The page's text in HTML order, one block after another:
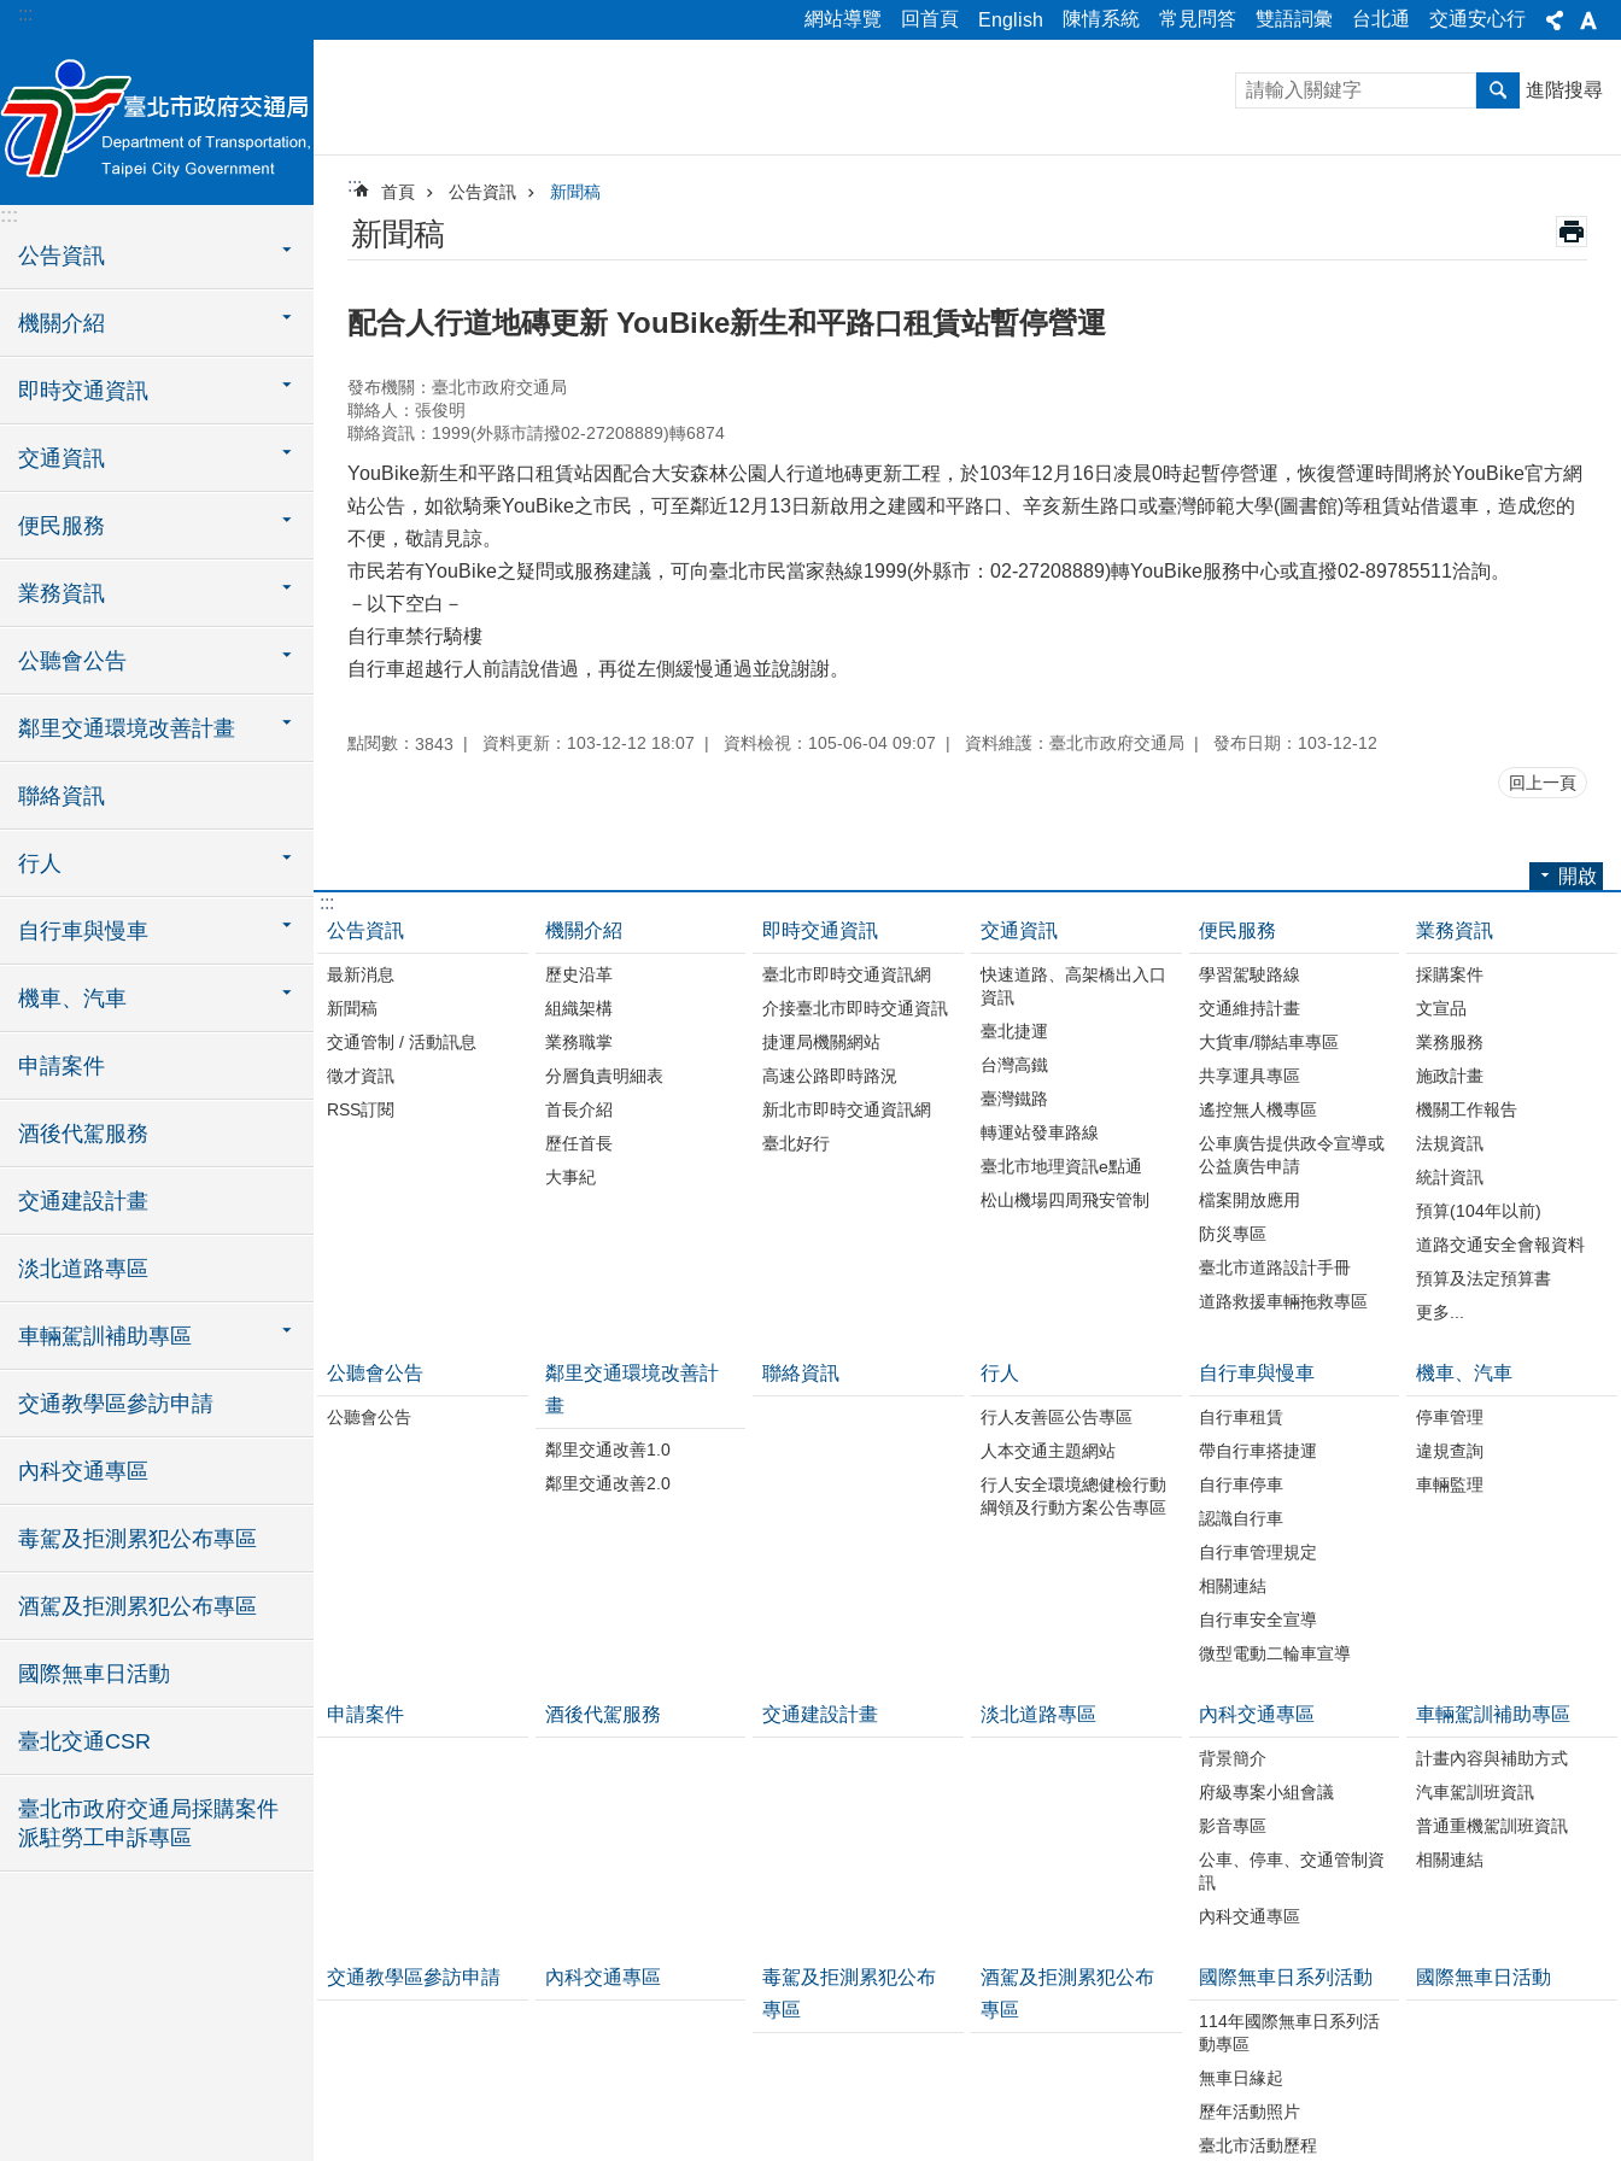
跳到主要內容區塊
::: 網站導覽 回首頁 English 陳情系統 常見問答 雙語詞彙 台北通 交通安心行
:::
公告資訊
機關介紹
即時交通資訊
交通資訊
便民服務
業務資訊
公聽會公告
鄰里交通環境改善計畫
聯絡資訊
行人
自行車與慢車
機車、汽車
申請案件
酒後代駕服務
交通建設計畫
淡北道路專區
車輛駕訓補助專區
交通教學區參訪申請
內科交通專區
毒駕及拒測累犯公布專區
酒駕及拒測累犯公布專區
國際無車日活動
臺北交通CSR
臺北市政府交通局採購案件
派駐勞工申訴專區
進階搜尋
::: 首頁 公告資訊 新聞稿
新聞稿
配合人行道地磚更新 YouBike新生和平路口租賃站暫停營運
發布機關：臺北市政府交通局
聯絡人：張俊明
聯絡資訊：1999(外縣市請撥02-27208889)轉6874
YouBike新生和平路口租賃站因配合大安森林公園人行道地磚更新工程，於103年12月16日凌晨0時起暫停營運，恢復營運時間將於YouBike官方網
站公告，如欲騎乘YouBike之市民，可至鄰近12月13日新啟用之建國和平路口、辛亥新生路口或臺灣師範大學(圖書館)等租賃站借還車，造成您的
不便，敬請見諒。
市民若有YouBike之疑問或服務建議，可向臺北市民當家熱線1999(外縣市：02-27208889)轉YouBike服務中心或直撥02-89785511洽詢。
－以下空白－
自行車禁行騎樓
自行車超越行人前請說借過，再從左側緩慢通過並說謝謝。
點閱數： 3843 資料更新：103-12-12 18:07 資料檢視：105-06-04 09:07 資料維護：臺北市政府交通局 發布日期：103-12-12
回上一頁
開啟
:::
公告資訊
最新消息
新聞稿
交通管制 / 活動訊息
徵才資訊
RSS訂閱
機關介紹
歷史沿革
組織架構
業務職掌
分層負責明細表
首長介紹
歷任首長
大事紀
即時交通資訊
臺北市即時交通資訊網
介接臺北市即時交通資訊
捷運局機關網站
高速公路即時路況
新北市即時交通資訊網
臺北好行
交通資訊
快速道路、高架橋出入口
資訊
臺北捷運
台灣高鐵
臺灣鐵路
轉運站發車路線
臺北市地理資訊e點通
松山機場四周飛安管制
便民服務
學習駕駛路線
交通維持計畫
大貨車/聯結車專區
共享運具專區
遙控無人機專區
公車廣告提供政令宣導或
公益廣告申請
檔案開放應用
防災專區
臺北市道路設計手冊
道路救援車輛拖救專區
業務資訊
採購案件
文宣品
業務服務
施政計畫
機關工作報告
法規資訊
統計資訊
預算(104年以前)
道路交通安全會報資料
預算及法定預算書
更多...
公聽會公告
公聽會公告
鄰里交通環境改善計
畫
鄰里交通改善1.0
鄰里交通改善2.0
聯絡資訊 行人
行人友善區公告專區
人本交通主題網站
行人安全環境總健檢行動
綱領及行動方案公告專區
自行車與慢車
自行車租賃
帶自行車搭捷運
自行車停車
認識自行車
自行車管理規定
相關連結
自行車安全宣導
微型電動二輪車宣導
機車、汽車
停車管理
違規查詢
車輛監理
申請案件 酒後代駕服務 交通建設計畫 淡北道路專區 內科交通專區
背景簡介
府級專案小組會議
影音專區
公車、停車、交通管制資
訊
內科交通專區
車輛駕訓補助專區
計畫內容與補助方式
汽車駕訓班資訊
普通重機駕訓班資訊
相關連結
交通教學區參訪申請 內科交通專區
毒駕及拒測累犯公布
專區
酒駕及拒測累犯公布
專區
國際無車日系列活動
114年國際無車日系列活
動專區
無車日緣起
歷年活動照片
臺北市活動歷程
國際無車日活動